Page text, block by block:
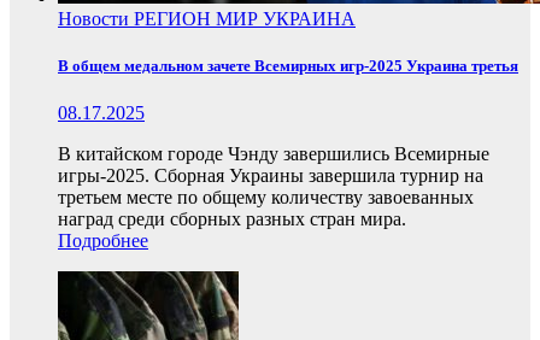
Новости РЕГИОН МИР УКРАИНА
В общем медальном зачете Всемирных игр-2025 Украина третья
08.17.2025
В китайском городе Чэнду завершились Всемирные
игры-2025. Сборная Украины завершила турнир на
третьем месте по общему количеству завоеванных
наград среди сборных разных стран мира.
Подробнее